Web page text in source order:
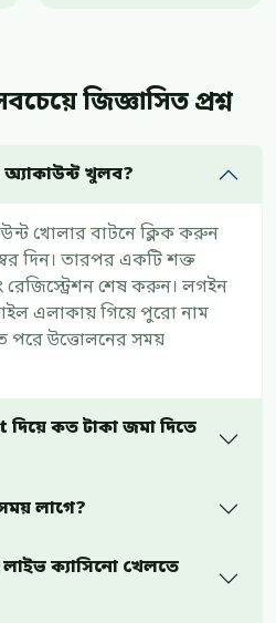
জিজ্ঞাসিত প্রশ্ন
খুলব?
খোলার বাটনে ক্লিক করুন
দিন। তারপর একটি শক্ত
শেষ করুন। লগইন
এলাকায় গিয়ে পুরো নাম
পরে উত্তোলনের সময়
কত টাকা জমা দিতে
লাগে?
ক্যাসিনো খেলতে